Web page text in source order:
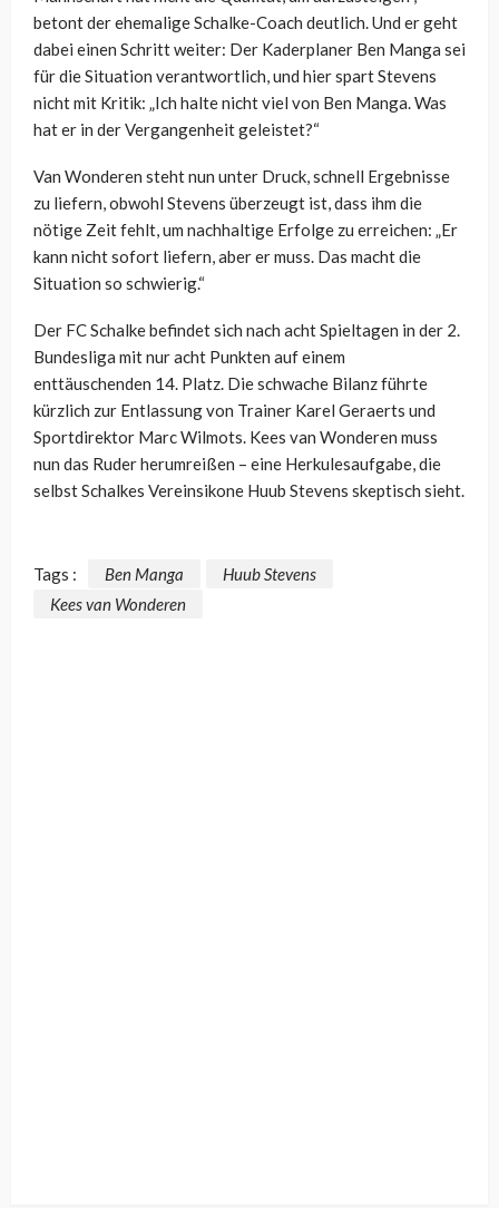
betont der ehemalige Schalke-Coach deutlich. Und er geht
dabei einen Schritt weiter: Der Kaderplaner Ben Manga sei
für die Situation verantwortlich, und hier spart Stevens
nicht mit Kritik: „Ich halte nicht viel von Ben Manga. Was
hat er in der Vergangenheit geleistet?“
Van Wonderen steht nun unter Druck, schnell Ergebnisse
zu liefern, obwohl Stevens überzeugt ist, dass ihm die
nötige Zeit fehlt, um nachhaltige Erfolge zu erreichen: „Er
kann nicht sofort liefern, aber er muss. Das macht die
Situation so schwierig.“
Der FC Schalke befindet sich nach acht Spieltagen in der 2.
Bundesliga mit nur acht Punkten auf einem
enttäuschenden 14. Platz. Die schwache Bilanz führte
kürzlich zur Entlassung von Trainer Karel Geraerts und
Sportdirektor Marc Wilmots. Kees van Wonderen muss
nun das Ruder herumreißen – eine Herkulesaufgabe, die
selbst Schalkes Vereinsikone Huub Stevens skeptisch sieht.
Tags : Ben Manga
Huub Stevens
Kees van Wonderen